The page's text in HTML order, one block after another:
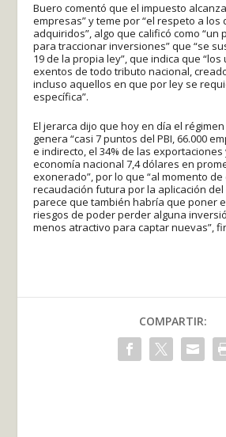
Buero comentó que el impuesto
empresas” y teme por “el respeto a los
adquiridos”, algo que calificó como “un
para traccionar inversiones” que “se
19 de la propia ley”, que indica que
exentos de todo tributo nacional,
incluso aquellos en que por ley se
específica”.
El jerarca dijo que hoy en día el
genera “casi 7 puntos del PBI, 66.000
e indirecto, el 34% de las
economía nacional 7,4 dólares en
exonerado”, por lo que “al momento
recaudación futura por la aplicación
parece que también habría que poner
riesgos de poder perder alguna
menos atractivo para captar nuevas”,
COMPARTIR: